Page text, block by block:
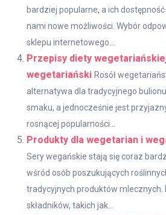
bardziej popularne, a ich
nami nowe możliwości. Wybór
sklepu internetowego...
Przepisy diety
wegetariański Rosół
alternatywa dla tradycyjnego
smaku, a jednocześnie jest
rosnącej popularności...
Produkty dla wegetarian i
Sery wegańskie stają się coraz
wśród osób poszukujących
tradycyjnych produktów mlecznych.
składników, takich jak...